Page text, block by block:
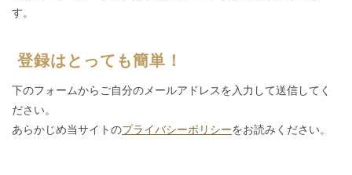
す。
登録はとっても簡単！
下のフォームからご自分のメールアドレスを入力して送信してく
ださい。
あらかじめ当サイトのプライバシーポリシーをお読みください。